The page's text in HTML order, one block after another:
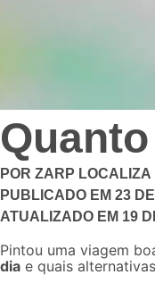
POR ZARP LOCALIZA
PUBLICADO EM 23
ATUALIZADO EM 19
Pintou uma viagem
dia e quais